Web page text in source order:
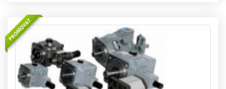
PROMOVAT